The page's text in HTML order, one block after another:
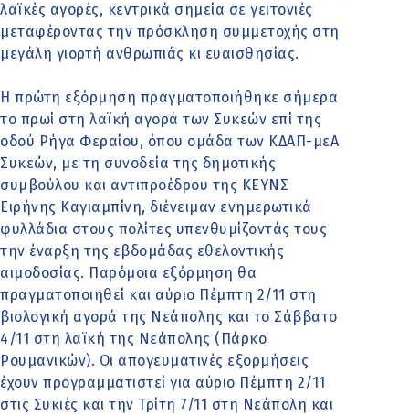
λαϊκές αγορές, κεντρικά σημεία σε γειτονιές
μεταφέροντας την πρόσκληση συμμετοχής στη
μεγάλη γιορτή ανθρωπιάς κι ευαισθησίας.
Η πρώτη εξόρμηση πραγματοποιήθηκε σήμερα
το πρωί στη λαϊκή αγορά των Συκεών επί της
οδού Ρήγα Φεραίου, όπου ομάδα των ΚΔΑΠ-μεΑ
Συκεών, με τη συνοδεία της δημοτικής
συμβούλου και αντιπροέδρου της ΚΕΥΝΣ
Ειρήνης Καγιαμπίνη, διένειμαν ενημερωτικά
φυλλάδια στους πολίτες υπενθυμίζοντάς τους
την έναρξη της εβδομάδας εθελοντικής
αιμοδοσίας. Παρόμοια εξόρμηση θα
πραγματοποιηθεί και αύριο Πέμπτη 2/11 στη
βιολογική αγορά της Νεάπολης και το Σάββατο
4/11 στη λαϊκή της Νεάπολης (Πάρκο
Ρουμανικών). Οι απογευματινές εξορμήσεις
έχουν προγραμματιστεί για αύριο Πέμπτη 2/11
στις Συκιές και την Τρίτη 7/11 στη Νεάπολη και